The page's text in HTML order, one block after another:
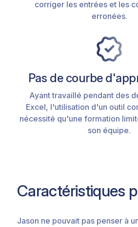
corriger les entrées et les
erronées.
Pas de courbe
Ayant travaillé pendant des
Excel, l'utilisation d'un outil
nécessité qu'une formation
son équipe.
Caractéristiques
Jason ne pouvait pas penser à